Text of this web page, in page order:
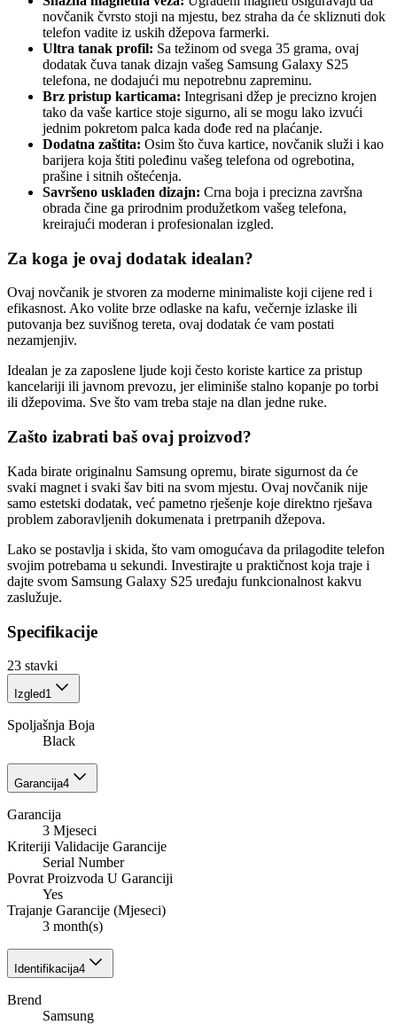
novčanik čvrsto stoji na mjestu, bez straha da će skliznuti dok
telefon vadite iz uskih džepova farmerki.
Ultra tanak profil: Sa težinom od svega 35 grama, ovaj
dodatak čuva tanak dizajn vašeg Samsung Galaxy S25
telefona, ne dodajući mu nepotrebnu zapreminu.
Brz pristup karticama: Integrisani džep je precizno krojen
tako da vaše kartice stoje sigurno, ali se mogu lako izvući
jednim pokretom palca kada dođe red na plaćanje.
Dodatna zaštita: Osim što čuva kartice, novčanik služi i kao
barijera koja štiti poleđinu vašeg telefona od ogrebotina,
prašine i sitnih oštećenja.
Savršeno usklađen dizajn: Crna boja i precizna završna
obrada čine ga prirodnim produžetkom vašeg telefona,
kreirajući moderan i profesionalan izgled.
Za koga je ovaj dodatak idealan?
Ovaj novčanik je stvoren za moderne minimaliste koji cijene red i
efikasnost. Ako volite brze odlaske na kafu, večernje izlaske ili
putovanja bez suvišnog tereta, ovaj dodatak će vam postati
nezamjenjiv.
Idealan je za zaposlene ljude koji često koriste kartice za pristup
kancelariji ili javnom prevozu, jer eliminiše stalno kopanje po torbi
ili džepovima. Sve što vam treba staje na dlan jedne ruke.
Zašto izabrati baš ovaj proizvod?
Kada birate originalnu Samsung opremu, birate sigurnost da će
svaki magnet i svaki šav biti na svom mjestu. Ovaj novčanik nije
samo estetski dodatak, već pametno rješenje koje direktno rješava
problem zaboravljenih dokumenata i pretrpanih džepova.
Lako se postavlja i skida, što vam omogućava da prilagodite telefon
svojim potrebama u sekundi. Investirajte u praktičnost koja traje i
dajte svom Samsung Galaxy S25 uređaju funkcionalnost kakvu
zaslužuje.
Specifikacije
23 stavki
Izgled1
Spoljašnja Boja
Black
Garancija4
Garancija
3 Mjeseci
Kriteriji Validacije Garancije
Serial Number
Povrat Proizvoda U Garanciji
Yes
Trajanje Garancije (Mjeseci)
3 month(s)
Identifikacija4
Brend
Samsung